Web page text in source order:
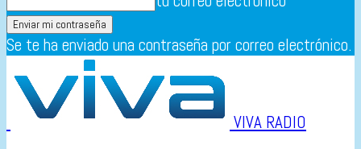
Se te ha enviado una contraseña por correo electrónico.
VIVA RADIO